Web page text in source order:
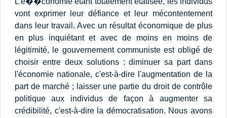
vont exprimer leur défiance et leur mécontentement
dans leur travail. Avec un résultat économique de plus
en plus inquiétant et avec de moins en moins de
légitimité, le gouvernement communiste est obligé de
choisir entre deux solutions : diminuer sa part dans
l'économie nationale, c'est-à-dire l'augmentation de la
part de marché ; laisser une partie du droit de contrôle
politique aux individus de façon à augmenter sa
crédibilité, c'est-à-dire la démocratisation. Nous avons